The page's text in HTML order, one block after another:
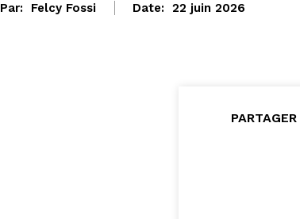
Par: Felcy Fossi Date: 22 juin 2026
PARTAGER